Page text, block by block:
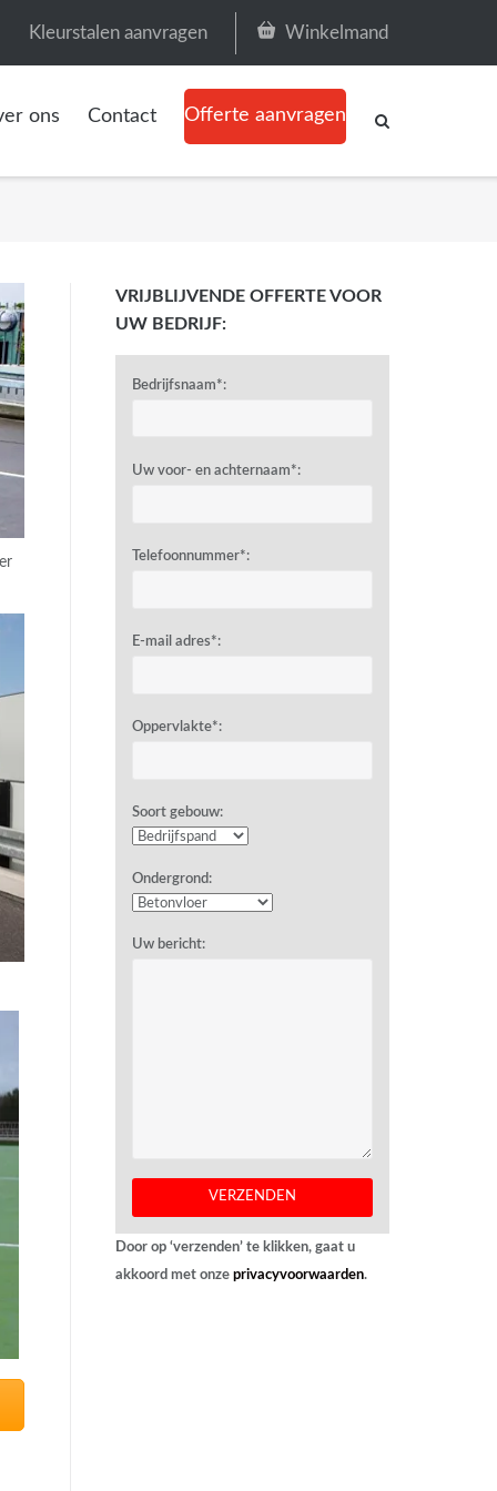
Kleurstalen aanvragen Winkelmand
ons Contact Offerte aanvragen
VRIJBLIJVENDE OFFERTE VOOR
UW BEDRIJF:
Bedrijfsnaam*:
Uw voor- en achternaam*:
Telefoonnummer*:
E-mail adres*:
Oppervlakte*:
Soort gebouw:
Ondergrond:
Uw bericht:
Door op ‘verzenden’ te klikken, gaat u
akkoord met onze privacyvoorwaarden.